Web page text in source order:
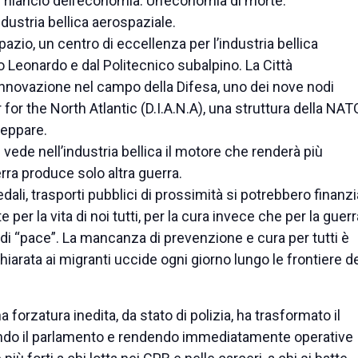
bellica aerospaziale.
un centro di eccellenza per l’industria bellica
e dal Politecnico subalpino. La Città
nel campo della Difesa, uno dei nove nodi
the North Atlantic (D.I.A.N.A), una struttura della
nell’industria bellica il motore che renderà più
produce solo altra guerra.
trasporti pubblici di prossimità si potrebbero
la vita di noi tutti, per la cura invece che per la
“pace”. La mancanza di prevenzione e cura per tutti è
ai migranti uccide ogni giorno lungo le frontiere
forzatura inedita, da stato di polizia, ha trasformato il
il parlamento e rendendo immediatamente operative